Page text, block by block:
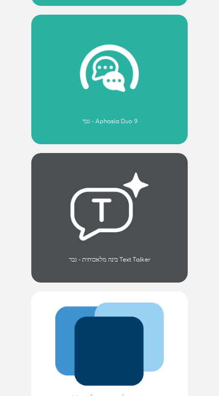
Aphasia Duo 9 - גבר
Text Talker בינה מלאכותית - גבר